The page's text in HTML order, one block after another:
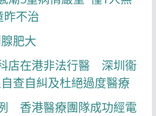
昨不治
肥大
店在港非法行醫 深圳衞
查自糾及杜絕過度醫療
香港醫療團隊成功經電